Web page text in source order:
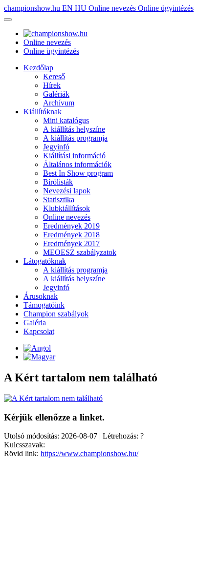
championshow.hu EN HU Online nevezés Online ügyintézés
Online nevezés
Online ügyintézés
Kezdőlap
Kereső
Hírek
Galériák
Archívum
Kiállítóknak
Mini katalógus
A kiállítás helyszíne
A kiállítás programja
Jegyinfó
Kiállítási információ
Általános információk
Best In Show program
Bírólisták
Nevezési lapok
Statisztika
Klubkiállítások
Online nevezés
Eredmények 2019
Eredmények 2018
Eredmények 2017
MEOESZ szabályzatok
Látogatóknak
A kiállítás programja
A kiállítás helyszíne
Jegyinfó
Árusoknak
Támogatóink
Champion szabályok
Galéria
Kapcsolat
A Kért tartalom nem található
Kérjük ellenőzze a linket.
Utolsó módosítás: 2026-08-07 | Létrehozás: ?
Kulcsszavak:
Rövid link: https://www.championshow.hu/